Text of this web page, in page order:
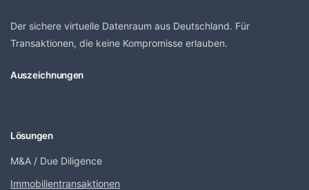
Der sichere virtuelle Datenraum aus Deutschland. Für
Transaktionen, die keine Kompromisse erlauben.
Auszeichnungen
Lösungen
M&A / Due Diligence
Immobilientransaktionen